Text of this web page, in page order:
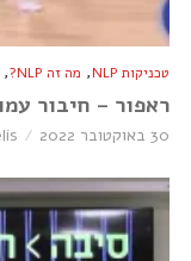
טכניקות NLP , מה זה NLP? ,
ראפור – חיבור
30 באוקטובר 2022